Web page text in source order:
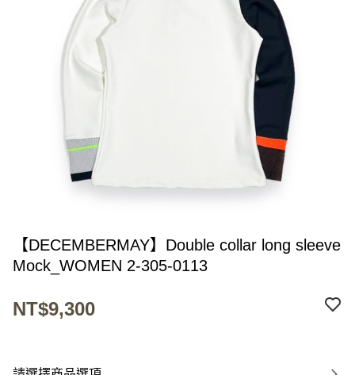
【DECEMBERMAY】Double collar long sleeve
Mock_WOMEN 2-305-0113
NT$9,300